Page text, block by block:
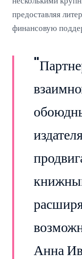
предоставляя
финансовую
Анна